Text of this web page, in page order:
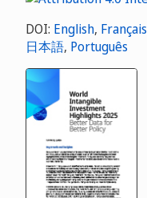
DOI: English, Français
日本語, Português